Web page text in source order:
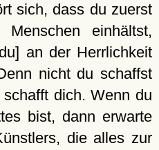
sich, dass du zuerst
einhältst,
an der Herrlichkeit
nicht du schaffst
dich. Wenn du
bist, dann erwarte
die alles zur